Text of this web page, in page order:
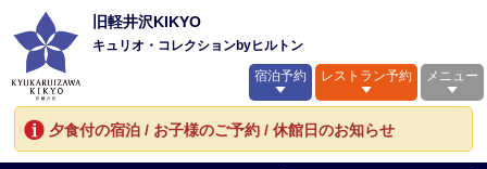
旧軽井沢KIKYO
キュリオ・コレクションbyヒルトン
宿泊予約
レストラン予約 メニュー
夕食付の宿泊 / お子様のご予約 / 休館日のお知らせ